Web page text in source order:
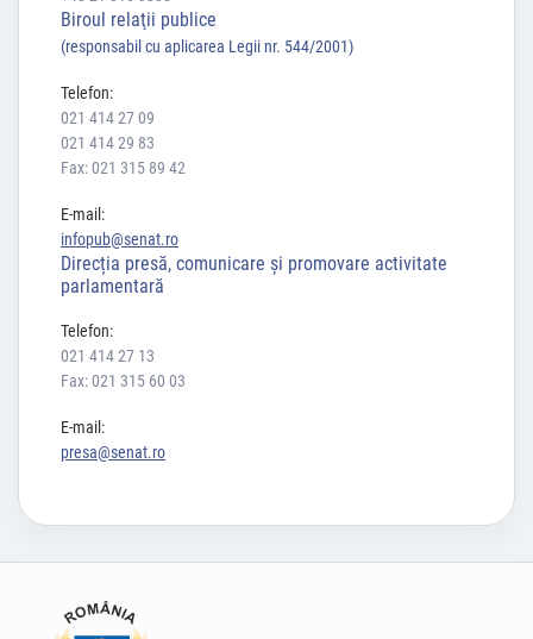
Biroul relaţii publice
(responsabil cu aplicarea Legii nr. 544/2001)
Telefon:
021 414 27 09
021 414 29 83
Fax: 021 315 89 42
E-mail:
infopub@senat.ro
Direcția presă, comunicare și promovare activitate
parlamentară
Telefon:
021 414 27 13
Fax: 021 315 60 03
E-mail:
presa@senat.ro